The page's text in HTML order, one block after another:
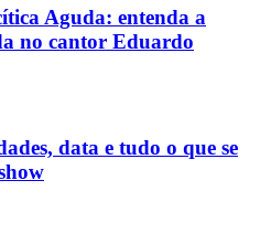
Aguda: entenda a
no cantor Eduardo
data e tudo o que se